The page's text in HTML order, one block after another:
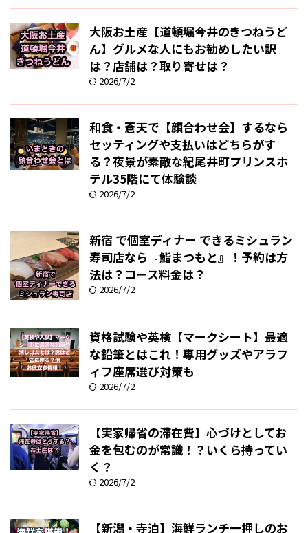
大阪お土産【道頓堀今井のきつねうど
ん】グルメな人にもお勧めしたい訳
は？店舗は？取り寄せは？
2026/7/2
和食・蒼天で【顔合わせ会】するなら
セッティングや支払いはどちらがす
る？夜景が素敵な紀尾井町プリンスホ
テル35階にて体験談
2026/7/2
新宿 で個室ディナー できるミシュラン
寿司店なら『鮨まつもと』！予約は方
法は？コース料金は？
2026/7/2
資格試験や英検【マークシート】最適
な鉛筆とはこれ！専用グッズやアラフ
ィフ座席選び対策も
2026/7/2
【実家帰省の滞在費】心づけとしてお
金を包むのが常識！？いくら持ってい
く？
2026/7/2
【新潟・寺泊】海鮮ランチ一押しのお